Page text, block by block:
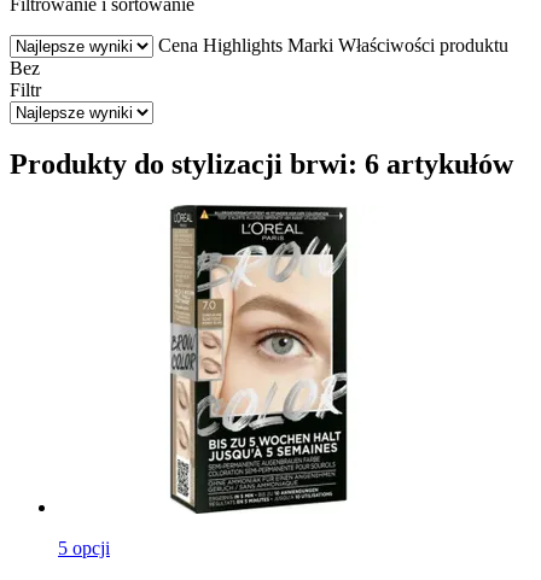
Cena Highlights Marki Właściwości produktu
Bez
Filtr
Produkty do stylizacji brwi: 6 artykułów
5 opcji